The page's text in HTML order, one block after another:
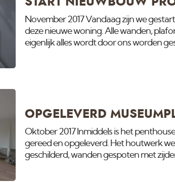
November 2017 Vandaag zijn we
deze nieuwe woning. Alle wanden,
eigenlijk alles wordt door ons worden
OPGELEVERD
Oktober 2017 Inmiddels is het
gereed en opgeleverd. Het houtwerk
geschilderd, wanden gespoten met